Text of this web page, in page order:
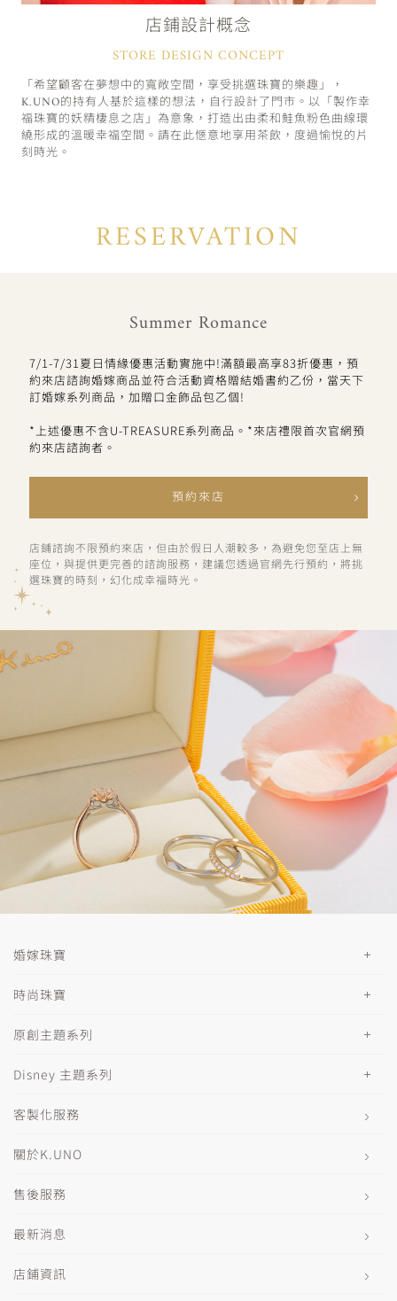
店鋪設計概念
STORE DESIGN CONCEPT
「希望顧客在夢想中的寬敞空間，享受挑選珠寶的樂趣」，
K.UNO的持有人基於這樣的想法，自行設計了門市。以「製作幸
福珠寶的妖精棲息之店」為意象，打造出由柔和鮭魚粉色曲線環
繞形成的溫暖幸福空間。請在此愜意地享用茶飲，度過愉悅的片
刻時光。
RESERVATION
Summer Romance
7/1-7/31夏日情緣優惠活動實施中!滿額最高享83折優惠，預
約來店諮詢婚嫁商品並符合活動資格贈結婚書約乙份，當天下
訂婚嫁系列商品，加贈口金飾品包乙個!
*上述優惠不含U-TREASURE系列商品。*來店禮限首次官網預
約來店諮詢者。
預約來店
店鋪諮詢不限預約來店，但由於假日人潮較多，為避免您至店上無
座位，與提供更完善的諮詢服務，建議您透過官網先行預約，將挑
選珠寶的時刻，幻化成幸福時光。
婚嫁珠寶
時尚珠寶
原創主題系列
Disney 主題系列
客製化服務
關於K.UNO
售後服務
最新消息
店鋪資訊